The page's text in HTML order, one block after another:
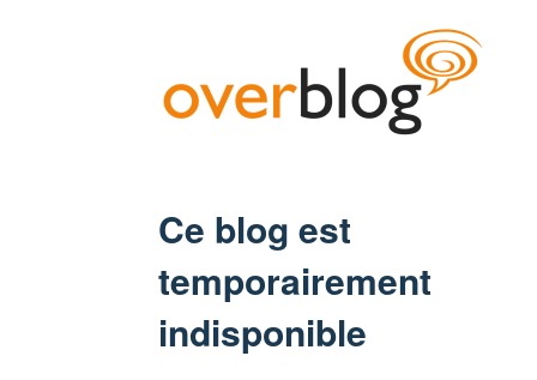
Ce blog est
temporairement
indisponible